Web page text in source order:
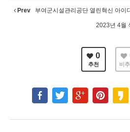
Prev 부여군시설관리공단 열린혁신 아이
2023년 4월
0
추천 비